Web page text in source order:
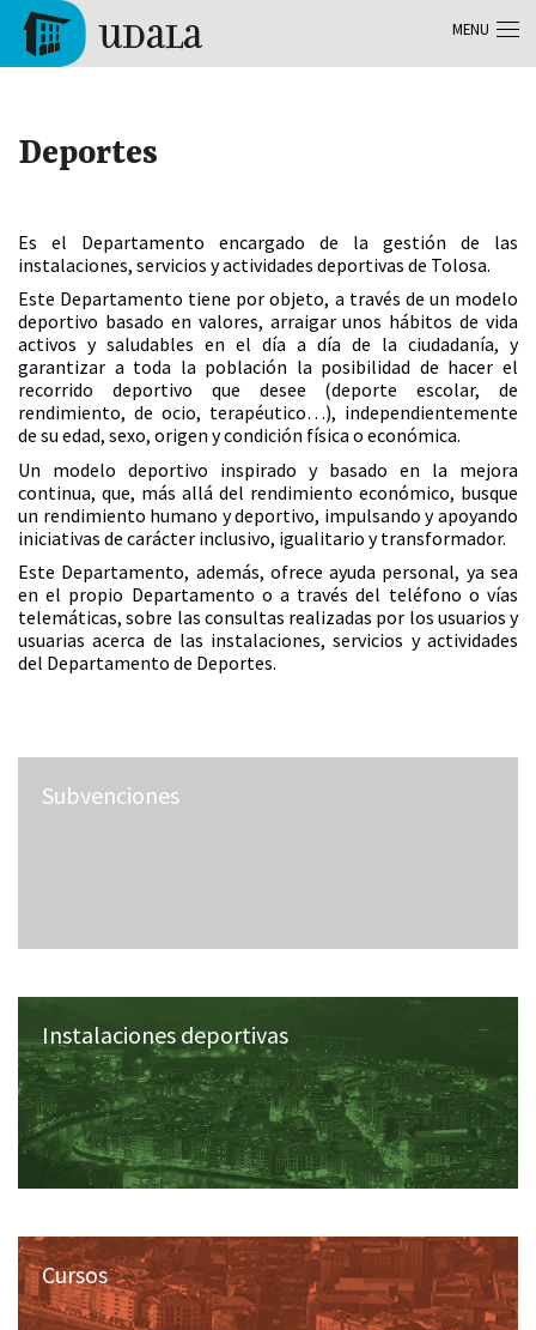
Skip to main content
Deportes
Es el Departamento encargado de la gestión de las
instalaciones, servicios y actividades deportivas de Tolosa.
Este Departamento tiene por objeto, a través de un modelo
deportivo basado en valores, arraigar unos hábitos de vida
activos y saludables en el día a día de la ciudadanía, y
garantizar a toda la población la posibilidad de hacer el
recorrido deportivo que desee (deporte escolar, de
rendimiento, de ocio, terapéutico…), independientemente
de su edad, sexo, origen y condición física o económica.
Un modelo deportivo inspirado y basado en la mejora
continua, que, más allá del rendimiento económico, busque
un rendimiento humano y deportivo, impulsando y apoyando
iniciativas de carácter inclusivo, igualitario y transformador.
Este Departamento, además, ofrece ayuda personal, ya sea
en el propio Departamento o a través del teléfono o vías
telemáticas, sobre las consultas realizadas por los usuarios y
usuarias acerca de las instalaciones, servicios y actividades
del Departamento de Deportes.
Subvenciones
Instalaciones deportivas
Cursos
MENU